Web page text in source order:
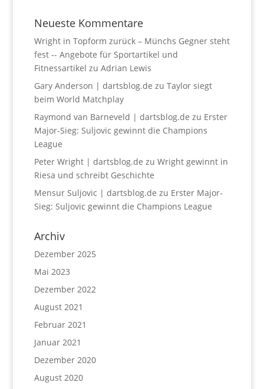
Neueste Kommentare
Wright in Topform zurück – Münchs Gegner steht
fest -- Angebote für Sportartikel und
Fitnessartikel zu Adrian Lewis
Gary Anderson | dartsblog.de zu Taylor siegt
beim World Matchplay
Raymond van Barneveld | dartsblog.de zu Erster
Major-Sieg: Suljovic gewinnt die Champions
League
Peter Wright | dartsblog.de zu Wright gewinnt in
Riesa und schreibt Geschichte
Mensur Suljovic | dartsblog.de zu Erster Major-
Sieg: Suljovic gewinnt die Champions League
Archiv
Dezember 2025
Mai 2023
Dezember 2022
August 2021
Februar 2021
Januar 2021
Dezember 2020
August 2020